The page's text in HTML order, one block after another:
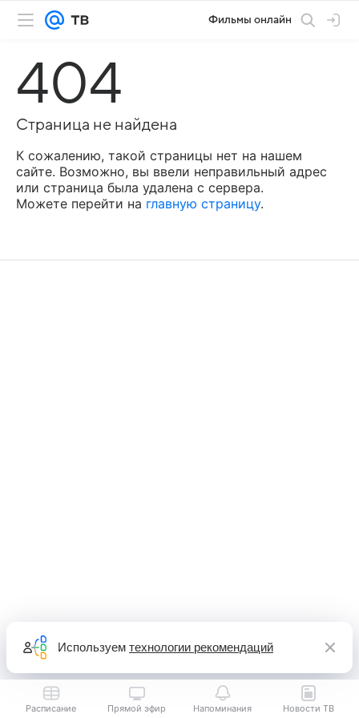
Фильмы онлайн
404
Страница не найдена
К сожалению, такой страницы нет на нашем
сайте. Возможно, вы ввели неправильный адрес
или страница была удалена с сервера.
Можете перейти на главную страницу.
Расписание Прямой эфир Напоминания Новости ТВ
Используем технологии рекомендаций